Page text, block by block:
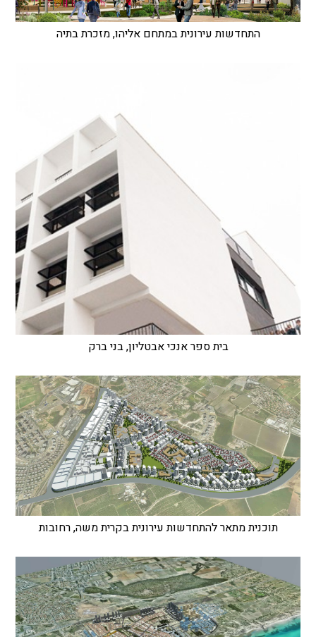
התחדשות עירונית במתחם אליהו, מזכרת בתיה
בית ספר אנכי אבטליון, בני ברק
תוכנית מתאר להתחדשות עירונית בקרית משה, רחובות